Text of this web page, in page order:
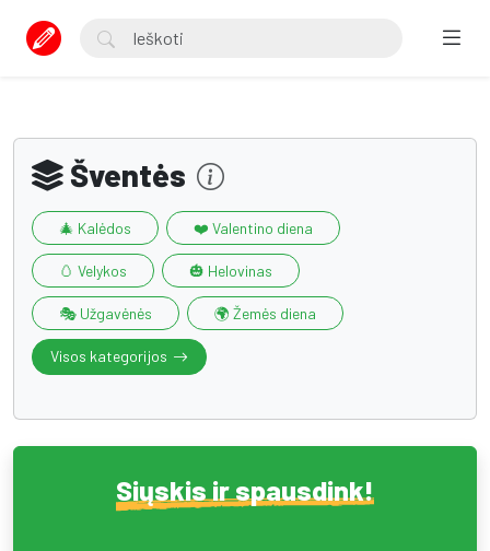
Šventės
🎄 Kalėdos ❤️ Valentino diena
🥚 Velykos 🎃 Helovinas
🎭 Užgavėnės 🌍️ Žemės diena
Visos kategorijos
Siųskis ir spausdink!